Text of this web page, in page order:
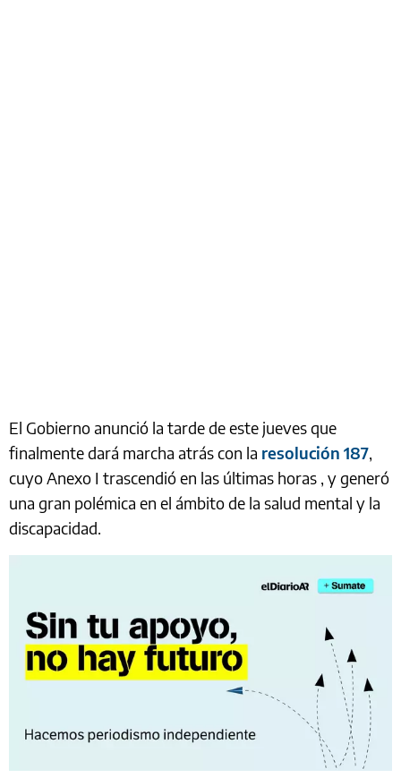
El Gobierno anunció la tarde de este jueves que
finalmente dará marcha atrás con la resolución 187,
cuyo Anexo I trascendió en las últimas horas , y generó
una gran polémica en el ámbito de la salud mental y la
discapacidad.